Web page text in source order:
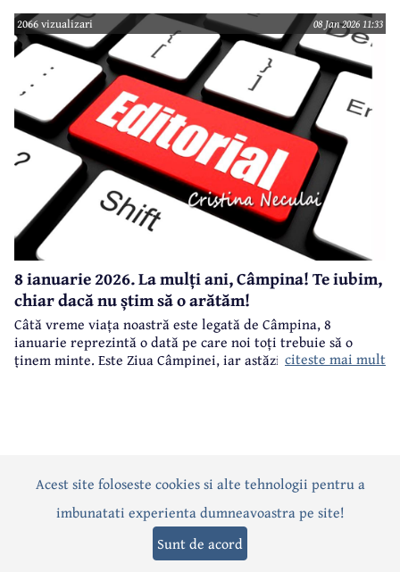
PSD, PNL, USR, AUR - mai știți ceva de ele?
2066 vizualizari 08 Jan 2026 11:33
8 ianuarie 2026. La mulți ani, Câmpina! Te iubim,
chiar dacă nu știm să o arătăm!
Câtă vreme viața noastră este legată de Câmpina, 8
ianuarie reprezintă o dată pe care noi toți trebuie să o
ținem minte. Este Ziua Câmpinei, iar astăzi, 8 ianuarie
citeste mai mult
ActualitatePoliticăSocialEvenimentInterviuri
Editorial Sport Anunțuri
Acest site foloseste cookies si alte tehnologii pentru a
imbunatati experienta dumneavoastra pe site!
Sunt de acord